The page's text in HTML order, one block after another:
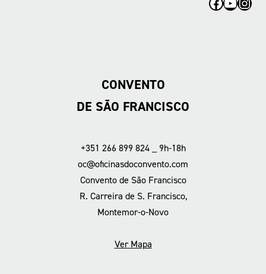
CONVENTO
DE SÃO FRANCISCO
+351 266 899 824 _ 9h-18h
oc@oficinasdoconvento.com
Convento de São Francisco
R. Carreira de S. Francisco,
Montemor-o-Novo
Ver Mapa